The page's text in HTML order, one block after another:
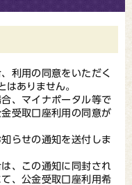
利用の同意をいただく
はありません。
、マイナポータル等で
受取口座利用の同意が
らせの通知を送付しま
、この通知に同封され
、公金受取口座利用希